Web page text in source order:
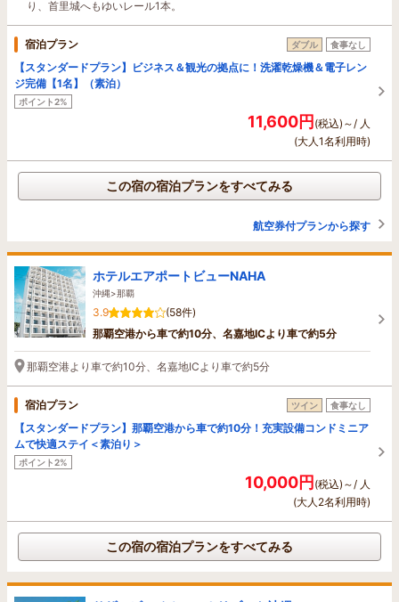
り、首里城へもゆいレール1本。
宿泊プラン ダブル 食事なし
【スタンダードプラン】ビジネス＆観光の拠点に！洗濯乾燥機＆電子レン
ジ完備【1名】（素泊）
ポイント2%
11,600円(税込)～/ 人
(大人1名利用時)
この宿の宿泊プランをすべてみる
航空券付プランから探す
ホテルエアポートビューNAHA
沖縄>那覇
3.9
(58件)
那覇空港から車で約10分、名嘉地ICより車で約5分
那覇空港より車で約10分、名嘉地ICより車で約5分
宿泊プラン ツイン 食事なし
【スタンダードプラン】那覇空港から車で約10分！充実設備コンドミニア
ムで快適ステイ＜素泊り＞
ポイント2%
10,000円(税込)～/ 人
(大人2名利用時)
この宿の宿泊プランをすべてみる